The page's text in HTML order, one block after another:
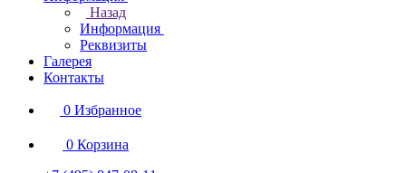
Назад
Информация
Реквизиты
Галерея
Контакты
0 Избранное
0 Корзина